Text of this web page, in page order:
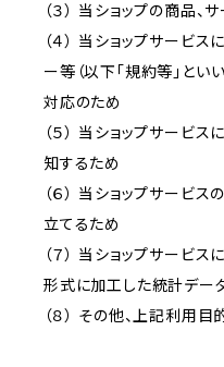
（３） 当ショップの商品
（４） 当ショップサービ
ー等（以下「規約等」とい
対応のため
（５） 当ショップサービ
知するため
（６） 当ショップサービ
立てるため
（７） 当ショップサービ
形式に加工した統計デー
（８） その他、上記利用